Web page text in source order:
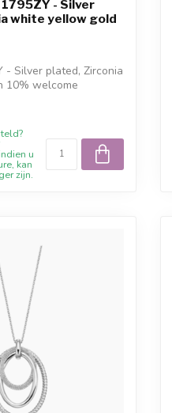
1795ZY - Silver
white yellow gold
- Silver plated, Zirconia
welcome
u
kan
zijn.